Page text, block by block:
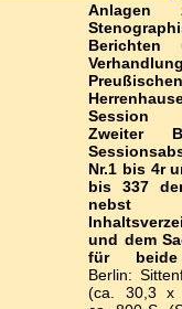
Anlagen
Berichten
Preußischen
Session
Zweiter
Nr.1 bis 4r
bis 337
nebst
und dem
für
Berlin:
(ca. 30,3 x